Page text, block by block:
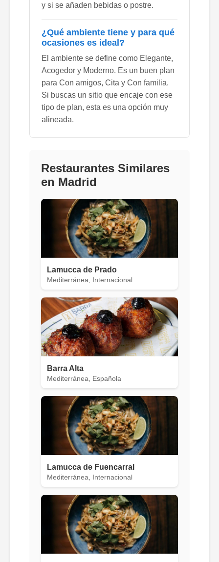
y si se añaden bebidas o postre.
¿Qué ambiente tiene y para qué
ocasiones es ideal?
El ambiente se define como Elegante,
Acogedor y Moderno. Es un buen plan
para Con amigos, Cita y Con familia.
Si buscas un sitio que encaje con ese
tipo de plan, esta es una opción muy
alineada.
Restaurantes Similares
en Madrid
Lamucca de Prado
Mediterránea, Internacional
Barra Alta
Mediterránea, Española
Lamucca de Fuencarral
Mediterránea, Internacional